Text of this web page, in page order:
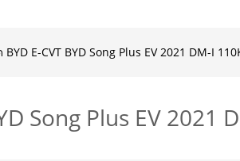
E-CVT BYD Song Plus EV 2021 DM-I
Song Plus EV 2021